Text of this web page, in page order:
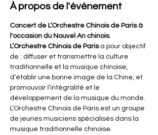
À propos de l'événement
Concert de L’Orchestre Chinois de Paris à
l'occasion du Nouvel An chinois.
L’Orchestre Chinois de Paris a pour objectif
de : diffuser et transmettre la culture
traditionnelle et la musique chinoise,
d’établir une bonne image de la Chine, et
promouvoir l’intégralité et le
développement de la musique du monde.
L’Orchestre Chinois de Paris est un groupe
de jeunes musiciens spécialisés dans la
musique traditionnelle chinoise.